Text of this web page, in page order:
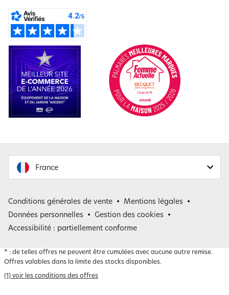
France
Belgique
Conditions générales de vente
Mentions légales
Données personnelles
Gestion des cookies
Accessibilité : partiellement conforme
* : de telles offres ne peuvent être cumulées avec aucune autre remise.
Offres valables dans la limite des stocks disponibles.
(1) voir les conditions des offres